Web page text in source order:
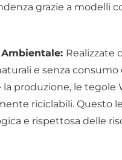
grazie a modelli
Realizzate
e senza consumo
produzione, le tegole
riciclabili. Questo
e rispettosa delle